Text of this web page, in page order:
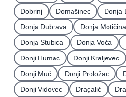
Dobrinj
Domašinec
Donja
Donja Dubrava
Donja Motičina
Donja Stubica
Donja Voća
Donji Humac
Donji Kraljevec
Donji Muć
Donji Proložac
Donji Vidovec
Dragalić